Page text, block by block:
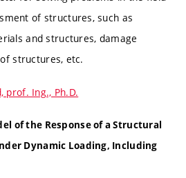
of structures, such as
and structures, damage
structures, etc.
prof. Ing., Ph.D.
of the Response of a Structural
Dynamic Loading, Including